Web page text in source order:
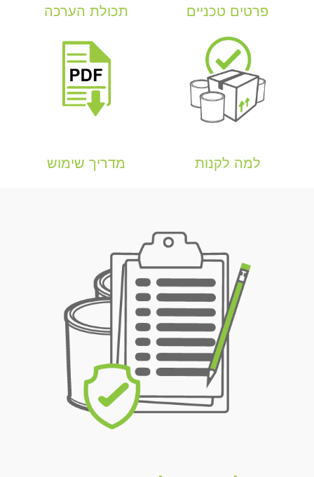
פרטים טכניים תכולת הערכה
למה לקנות מדריך שימוש